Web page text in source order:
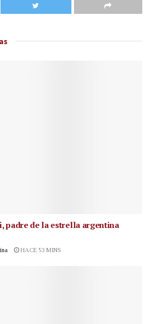
padre de la estrella argentina
HACE 53 MINS